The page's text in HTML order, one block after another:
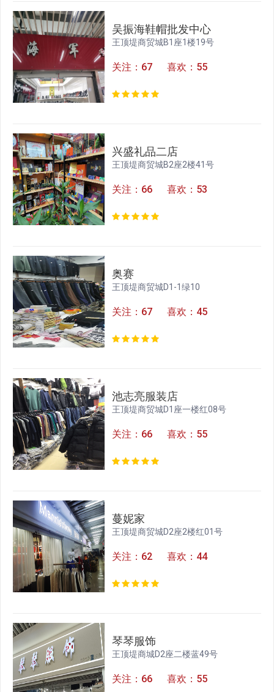
吴振海鞋帽批发中心
王顶堤商贸城B1座1楼19号
关注：67 喜欢：55
兴盛礼品二店
王顶堤商贸城B2座2楼41号
关注：66 喜欢：53
奥赛
王顶堤商贸城D1-1绿10
关注：67 喜欢：45
池志亮服装店
王顶堤商贸城D1座一楼红08号
关注：66 喜欢：55
蔓妮家
王顶堤商贸城D2座2楼红01号
关注：62 喜欢：44
琴琴服饰
王顶堤商城D2座二楼蓝49号
关注：66 喜欢：55